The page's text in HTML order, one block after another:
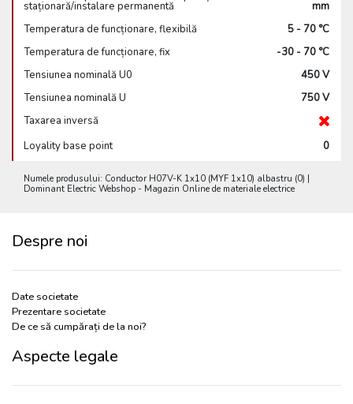
staționară/instalare permanentă
mm
Temperatura de funcționare, flexibilă
5 - 70 °C
Temperatura de funcționare, fix
-30 - 70 °C
Tensiunea nominală U0
450 V
Tensiunea nominală U
750 V
Taxarea inversă
Loyality base point
0
Numele produsului: Conductor H07V-K 1x10 (MYF 1x10) albastru (0) |
Dominant Electric Webshop - Magazin Online de materiale electrice
Despre noi
Date societate
Prezentare societate
De ce să cumpărați de la noi?
Aspecte legale